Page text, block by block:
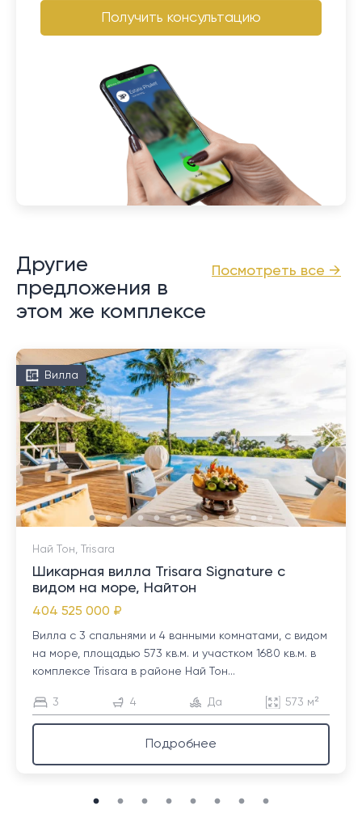
Получить консультацию
Посмотреть все →
Другие
предложения в
этом же комплексе
Вилла
Най Тон, Trisara
Шикарная вилла Trisara Signature с
видом на море, Найтон
404 525 000 ₽
Вилла с 3 спальнями и 4 ванными комнатами, с видом
на море, площадью 573 кв.м. и участком 1680 кв.м. в
комплексе Trisara в районе Най Тон...
3 4 Да 573 м²
Подробнее